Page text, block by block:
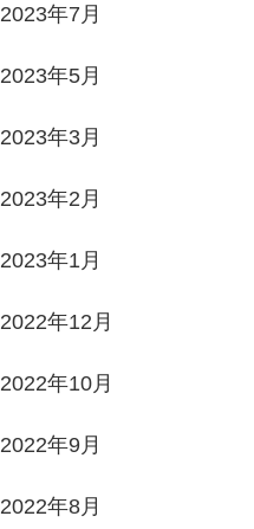
2023年7月
2023年5月
2023年3月
2023年2月
2023年1月
2022年12月
2022年10月
2022年9月
2022年8月